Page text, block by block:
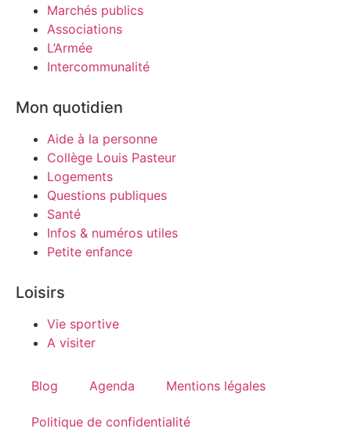
Marchés publics
Associations
L’Armée
Intercommunalité
Mon quotidien
Aide à la personne
Collège Louis Pasteur
Logements
Questions publiques
Santé
Infos & numéros utiles
Petite enfance
Loisirs
Vie sportive
A visiter
Blog Agenda Mentions légales
Politique de confidentialité